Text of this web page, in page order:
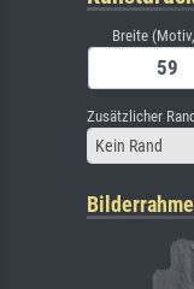
Breite
Zusätzlicher Rand
Kein Rand